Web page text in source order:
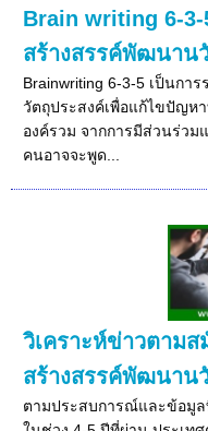
Brain writing 6-
สร้างสรรค์พัฒนาน
Brainwriting 6-3-5 เป็นกา
วัตถุประสงค์เพื่อแก้ไขปัญห
องค์รวม จากการมีส่วนร่วม
คนอาจจะพูด...
วิเคราะห์ข่าวตาม
สร้างสรรค์พัฒนาน
ตามประสบการณ์และข้อมูล